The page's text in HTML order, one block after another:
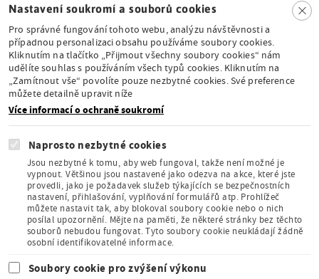
Stálá expozice pod
záštitou České
komise pro UNESCO
Člen Asociace
muzeí a galerií
České
republiky
Clo
se
Nastavení soukromí a souborů cookies
Pro správné fungování tohoto webu, analýzu návštěvnosti a
případnou personalizaci obsahu používáme soubory cookies.
Kliknutím na tlačítko „Přijmout všechny soubory cookies“ nám
udělíte souhlas s používáním všech typů cookies. Kliknutím na
„Zamítnout vše“ povolíte pouze nezbytné cookies. Své preference
můžete detailně upravit níže
Více informací o ochraně soukromí
Naprosto nezbytné cookies
Jsou nezbytné k tomu, aby web fungoval, takže není možné je
vypnout. Většinou jsou nastavené jako odezva na akce, které jste
provedli, jako je požadavek služeb týkajících se bezpečnostních
nastavení, přihlašování, vyplňování formulářů atp. Prohlížeč
můžete nastavit tak, aby blokoval soubory cookie nebo o nich
posílal upozornění. Mějte na paměti, že některé stránky bez těchto
souborů nebudou fungovat. Tyto soubory cookie neukládají žádně
osobní identifikovatelné informace.
Soubory cookie pro zvýšení výkonu